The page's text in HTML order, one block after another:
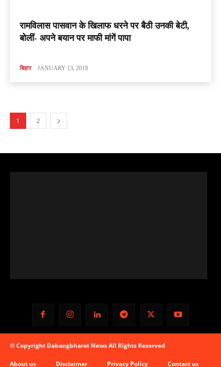
रामविलास पासवान के खिलाफ धरने पर बैठी उनकी बेटी,
बोलीं- अपने बयान पर माफी मांगें पापा
बिहार JANUARY 13, 2019
1 2
© Copyright Dabangbharat News All Rights Reserved
About us Disclaimer Privacy Policy Contact us